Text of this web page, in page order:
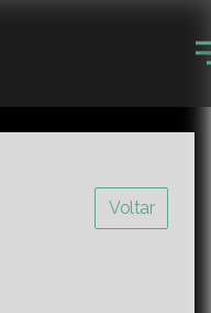
Voltar